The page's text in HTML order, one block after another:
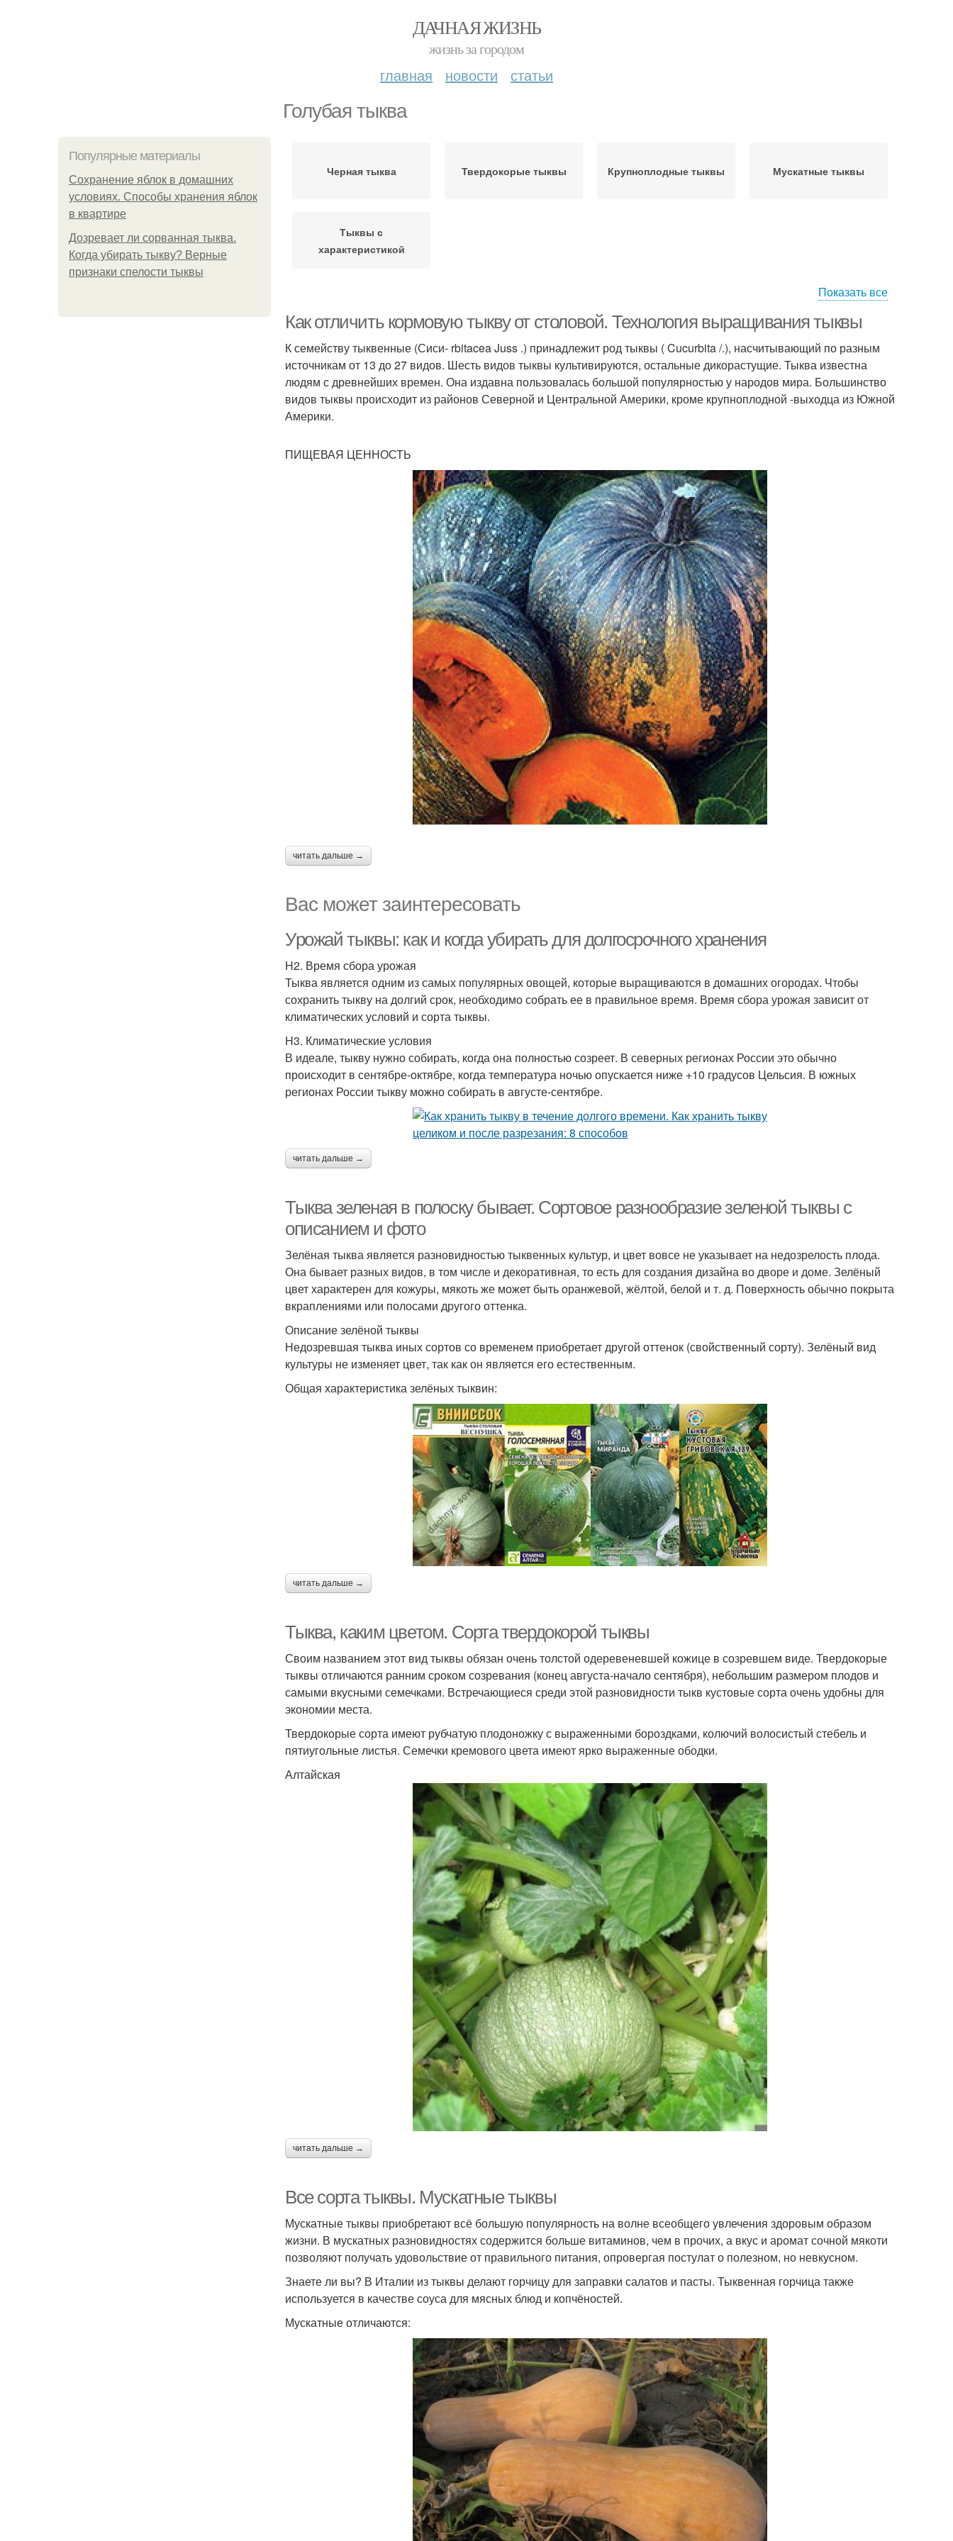
ДАЧНАЯ ЖИЗНЬ
жизнь за городом
главная новости статьи
Голубая тыква
Популярные материалы
Сохранение яблок в домашних
условиях. Способы хранения яблок
в квартире
Дозревает ли сорванная тыква.
Когда убирать тыкву? Верные
признаки спелости тыквы
Черная тыква Твердокорые тыквы Крупноплодные тыквы Мускатные тыквы
Тыквы с
характеристикой
Показать все
Как отличить кормовую тыкву от столовой. Технология выращивания тыквы
К семейству тыквенные (Сиси- rbitacea Juss .) принадлежит род тыквы ( Cucurbita /.), насчитываю­щий по разным
источникам от 13 до 27 видов. Шесть видов тыквы культивируются, остальные дико­растущие. Тыква известна
людям с древнейших времен. Она издавна пользовалась большой популяр­ностью у народов мира. Большин­ство
видов тыквы происходит из районов Северной и Центральной Америки, кроме крупноплодной -выходца из Южной
Америки.
ПИЩЕВАЯ ЦЕННОСТЬ
читать дальше →
Вас может заинтересовать
Урожай тыквы: как и когда убирать для долгосрочного хранения
H2. Время сбора урожая
Тыква является одним из самых популярных овощей, которые выращиваются в домашних огородах. Чтобы
сохранить тыкву на долгий срок, необходимо собрать ее в правильное время. Время сбора урожая зависит от
климатических условий и сорта тыквы.
H3. Климатические условия
В идеале, тыкву нужно собирать, когда она полностью созреет. В северных регионах России это обычно
происходит в сентябре-октябре, когда температура ночью опускается ниже +10 градусов Цельсия. В южных
регионах России тыкву можно собирать в августе-сентябре.
читать дальше →
Тыква зеленая в полоску бывает. Сортовое разнообразие зеленой тыквы с
описанием и фото
Зелёная тыква является разновидностью тыквенных культур, и цвет вовсе не указывает на недозрелость плода.
Она бывает разных видов, в том числе и декоративная, то есть для создания дизайна во дворе и доме. Зелёный
цвет характерен для кожуры, мякоть же может быть оранжевой, жёлтой, белой и т. д. Поверхность обычно покрыта
вкраплениями или полосами другого оттенка.
Описание зелёной тыквы
Недозревшая тыква иных сортов со временем приобретает другой оттенок (свойственный сорту). Зелёный вид
культуры не изменяет цвет, так как он является его естественным.
Общая характеристика зелёных тыквин:
читать дальше →
Тыква, каким цветом. Сорта твердокорой тыквы
Своим названием этот вид тыквы обязан очень толстой одеревеневшей кожице в созревшем виде. Твердокорые
тыквы отличаются ранним сроком созревания (конец августа-начало сентября), небольшим размером плодов и
самыми вкусными семечками. Встречающиеся среди этой разновидности тыкв кустовые сорта очень удобны для
экономии места.
Твердокорые сорта имеют рубчатую плодоножку с выраженными бороздками, колючий волосистый стебель и
пятиугольные листья. Семечки кремового цвета имеют ярко выраженные ободки.
Алтайская
читать дальше →
Все сорта тыквы. Мускатные тыквы
Мускатные тыквы приобретают всё большую популярность на волне всеобщего увлечения здоровым образом
жизни. В мускатных разновидностях содержится больше витаминов, чем в прочих, а вкус и аромат сочной мякоти
позволяют получать удовольствие от правильного питания, опровергая постулат о полезном, но невкусном.
Знаете ли вы? В Италии из тыквы делают горчицу для заправки салатов и пасты. Тыквенная горчица также
используется в качестве соуса для мясных блюд и копчёностей.
Мускатные отличаются: